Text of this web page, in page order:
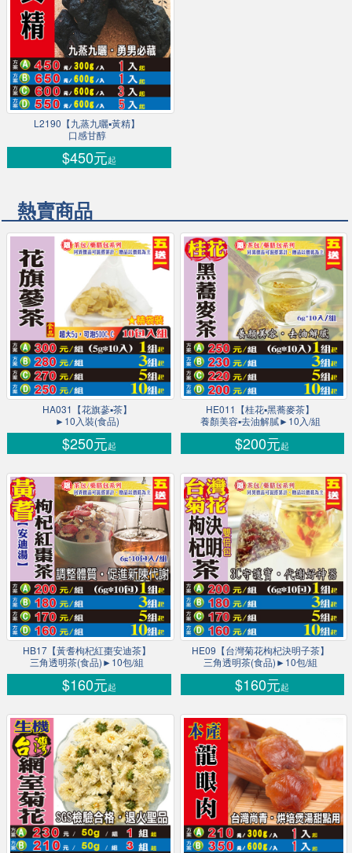
L2190【九蒸九曬▪黃精】
口感甘醇
$450元起
熱賣商品
HA031【花旗蔘▪茶】
►10入裝(食品)
$250元起
HE011【桂花▪黑蕎麥茶】
養顏美容▪去油解膩►10入/組
$200元起
HB17【黃耆枸杞紅棗安迪茶】
三角透明茶(食品)►10包/組
$160元起
HE09【台灣菊花枸杞決明子茶】
三角透明茶(食品)►10包/組
$160元起